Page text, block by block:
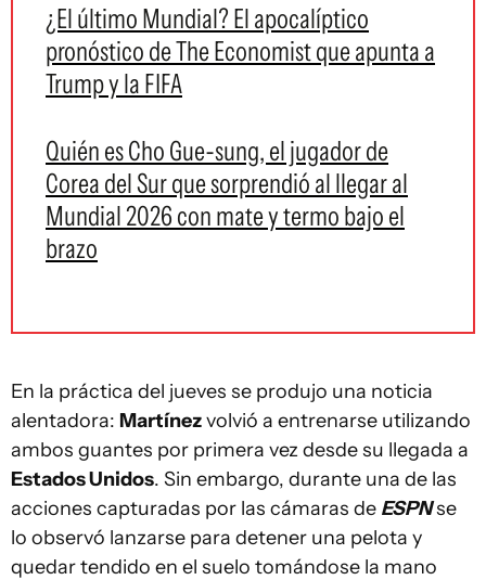
¿El último Mundial? El apocalíptico
pronóstico de The Economist que apunta a
Trump y la FIFA
Quién es Cho Gue-sung, el jugador de
Corea del Sur que sorprendió al llegar al
Mundial 2026 con mate y termo bajo el
brazo
En la práctica del jueves se produjo una noticia
alentadora: Martínezvolvió a entrenarse utilizando
ambos guantes por primera vez desde su llegada a
Estados Unidos. Sin embargo, durante una de las
acciones capturadas por las cámaras de ESPNse
lo observó lanzarse para detener una pelota y
quedar tendido en el suelo tomándose la mano